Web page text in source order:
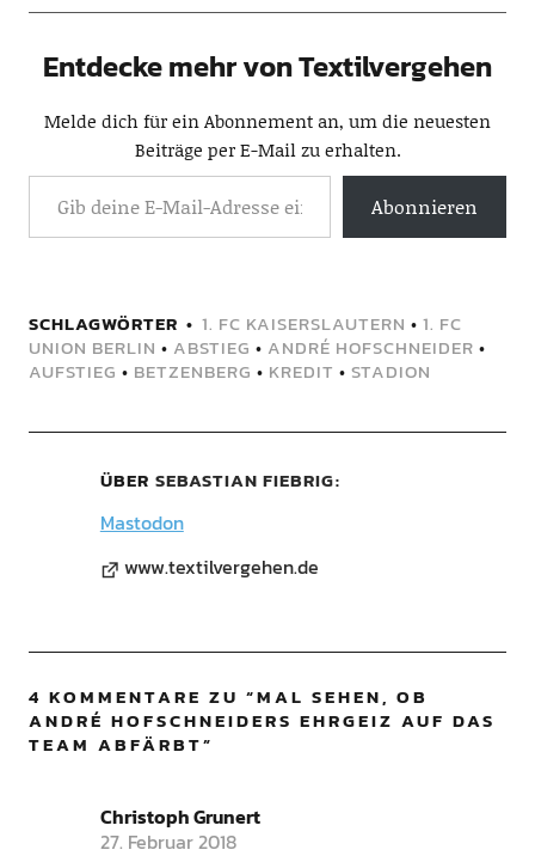
Entdecke mehr von Textilvergehen
Melde dich für ein Abonnement an, um die neuesten
Beiträge per E-Mail zu erhalten.
Abonnieren
SCHLAGWÖRTER 1. FC KAISERSLAUTERN • 1. FC
UNION BERLIN • ABSTIEG • ANDRÉ HOFSCHNEIDER •
AUFSTIEG • BETZENBERG • KREDIT • STADION
ÜBER SEBASTIAN FIEBRIG
Mastodon
www.textilvergehen.de
4 KOMMENTARE ZU “MAL SEHEN, OB
ANDRÉ HOFSCHNEIDERS EHRGEIZ AUF DAS
TEAM ABFÄRBT”
Christoph Grunert
27. Februar 2018